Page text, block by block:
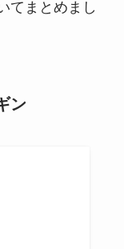
てまとめまし
ン